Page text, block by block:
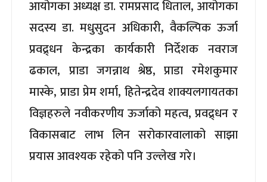
आयोगका अध्यक्ष डा. रामप्रसाद धिताल, आयोगका
सदस्य डा. मधुसुदन अधिकारी, वैकल्पिक ऊर्जा
प्रवद्र्धन केन्द्रका कार्यकारी निर्देशक नवराज
ढकाल, प्राडा जगन्नाथ श्रेष्ठ, प्राडा रमेशकुमार
मास्के, प्राडा प्रेम शर्मा, हितेन्द्रदेव शाक्यलगायतका
विज्ञहरुले नवीकरणीय ऊर्जाको महत्व, प्रवद्र्धन र
विकासबाट लाभ लिन सरोकारवालाको साझा
प्रयास आवश्यक रहेको पनि उल्लेख गरे।